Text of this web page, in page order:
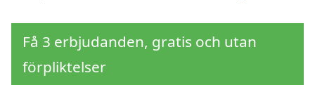
Få 3 erbjudanden, gratis och utan
förpliktelser